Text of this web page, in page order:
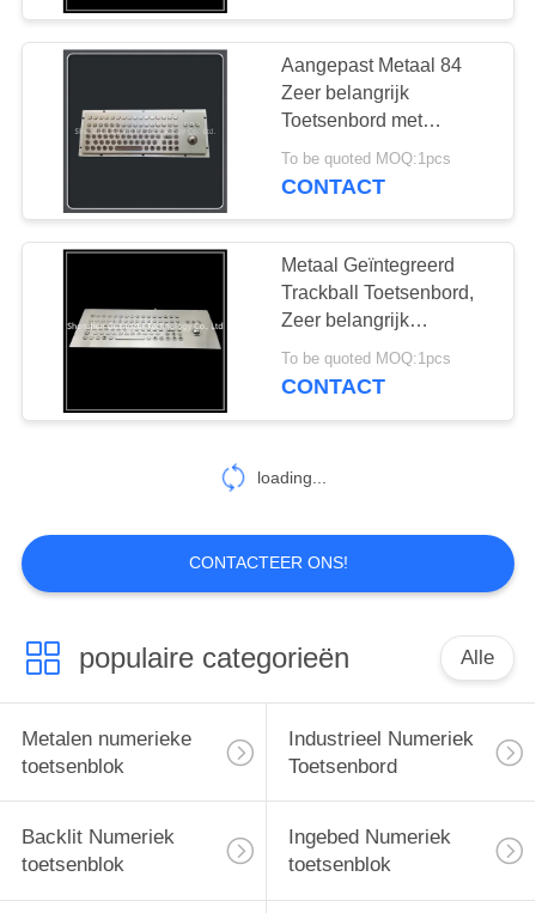
Aangepast Metaal 84
Zeer belangrijk
Toetsenbord met
Geïntegreerde
Antireltrackball Muis
To be quoted MOQ:1pcs
CONTACT
Metaal Geïntegreerd
Trackball Toetsenbord,
Zeer belangrijk
Toetsenbord 89 met F1-
f12-Functieknoop
To be quoted MOQ:1pcs
CONTACT
loading...
CONTACTEER ONS!
populaire categorieën Alle
Metalen numerieke
toetsenblok
Industrieel Numeriek
Toetsenbord
Backlit Numeriek
toetsenblok
Ingebed Numeriek
toetsenblok